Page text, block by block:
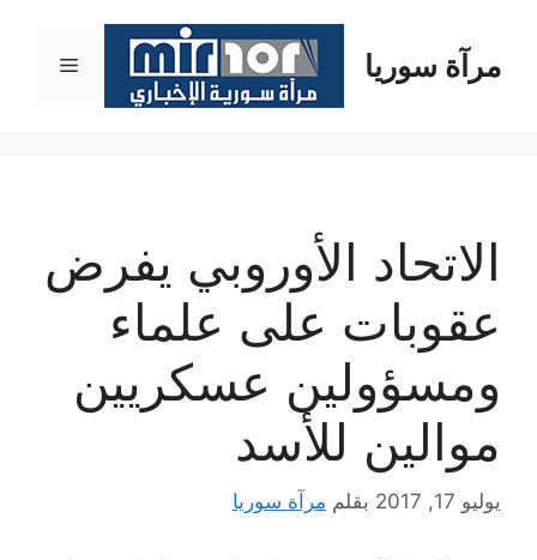
المحتوىمرآة سوريا القائمة
الاتحاد الأوروبي يفرض
عقوبات على علماء
ومسؤولين عسكريين
موالين للأسد
يوليو 17, 2017 بقلم مرآة سوريا